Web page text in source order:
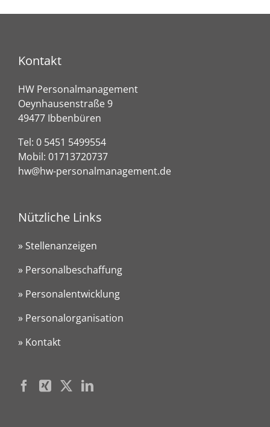
Kontakt
HW Personalmanagement
Oeynhausenstraße 9
49477 Ibbenbüren
Tel: 0 5451 5499554
Mobil: 01713720737
hw@hw-personalmanagement.de
Nützliche Links
» Stellenanzeigen
» Personalbeschaffung
» Personalentwicklung
» Personalorganisation
» Kontakt